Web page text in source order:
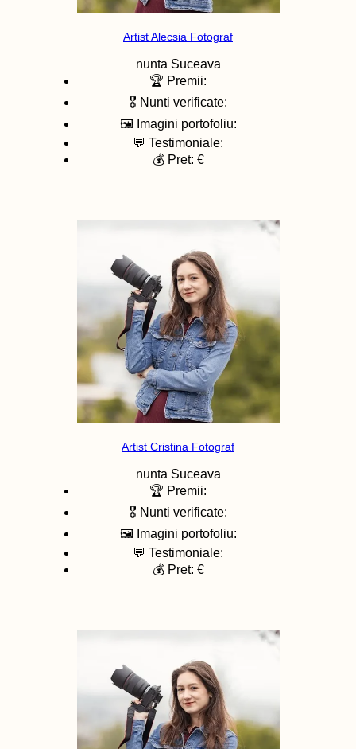
Artist Alecsia Fotograf
nunta Suceava
🏆 Premii:
🎖️ Nunti verificate:
🖼️ Imagini portofoliu:
💬 Testimoniale:
💰 Pret: €
Artist Cristina Fotograf
nunta Suceava
🏆 Premii:
🎖️ Nunti verificate:
🖼️ Imagini portofoliu:
💬 Testimoniale:
💰 Pret: €